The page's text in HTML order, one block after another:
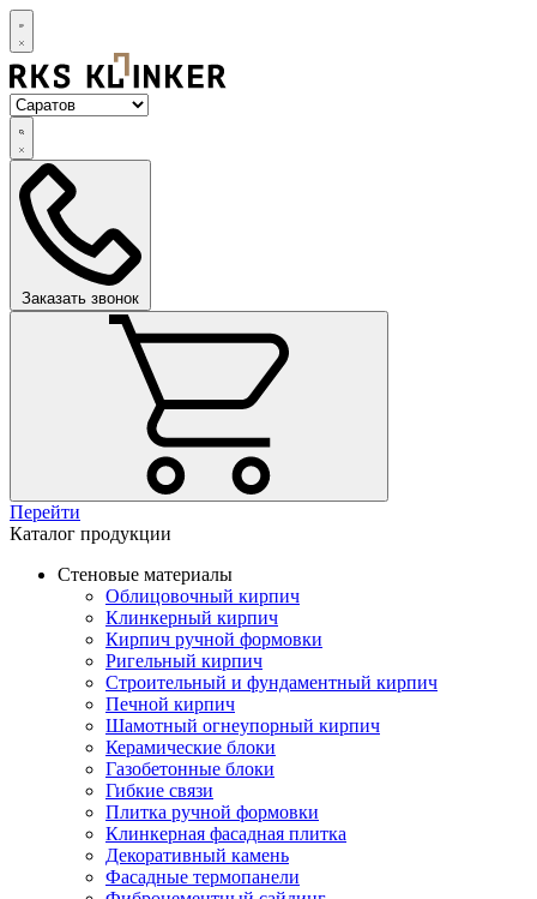
Заказать звонок
Перейти
Каталог продукции
Стеновые материалы
Облицовочный кирпич
Клинкерный кирпич
Кирпич ручной формовки
Ригельный кирпич
Строительный и фундаментный кирпич
Печной кирпич
Шамотный огнеупорный кирпич
Керамические блоки
Газобетонные блоки
Гибкие связи
Плитка ручной формовки
Клинкерная фасадная плитка
Декоративный камень
Фасадные термопанели